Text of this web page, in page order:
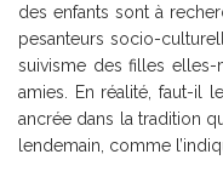
des enfants sont à
pesanteurs socio-
suivisme des filles
amies. En réalité, faut-il
ancrée dans la tradition
lendemain, comme